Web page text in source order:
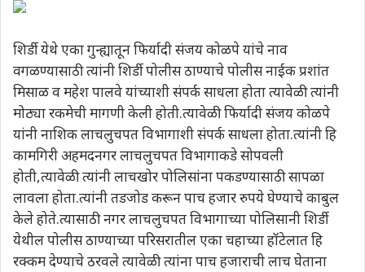
शिर्डी येथे एका गुन्ह्यातून फिर्यादी संजय कोळपे यांचे नाव
वगळण्यासाठी त्यांनी शिर्डी पोलीस ठाण्याचे पोलीस नाईक प्रशांत
मिसाळ व महेश पालवे यांच्याशी संपर्क साधला होता त्यावेळी त्यांनी
मोठ्या रकमेची मागणी केली होती.त्यावेळी फिर्यादी संजय कोळपे
यांनी नाशिक लाचलुचपत विभागाशी संपर्क साधला होता.त्यांनी हि
कामगिरी अहमदनगर लाचलुचपत विभागाकडे सोपवली
होती,त्यावेळी त्यांनी लाचखोर पोलिसांना पकडण्यासाठी सापळा
लावला होता.त्यांनी तडजोड करून पाच हजार रुपये घेण्याचे काबुल
केले होते.त्यासाठी नगर लाचलुचपत विभागाच्या पोलिसानी शिर्डी
येथील पोलीस ठाण्याच्या परिसरातील एका चहाच्या हॉटेलात हि
रक्कम देण्याचे ठरवले त्यावेळी त्यांना पाच हजाराची लाच घेताना